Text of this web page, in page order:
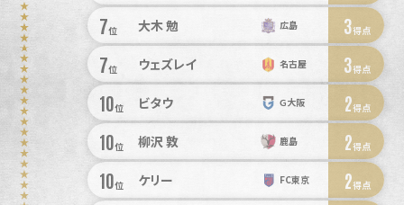
7位 大木 勉 広島 3得点
7位 ウェズレイ 名古屋 3得点
10位 ビタウ Ｇ大阪 2得点
10位 柳沢 敦 鹿島 2得点
10位 ケリー FC東京 2得点